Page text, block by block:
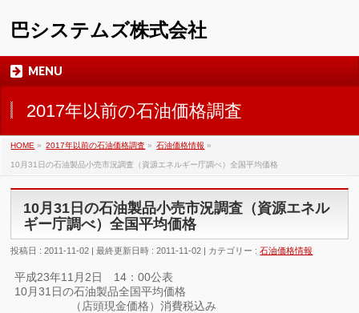
巴システムズ株式会社
MENU
2017年以前の石油価格調査
HOME » 2017年以前の石油価格調査 » 石油価格情報 »
10月31日の石油製品小売市況調査（資源エネルギー庁調べ）全国平均価格
10月31日の石油製品小売市況調査（資源エネル
ギー庁調べ）全国平均価格
投稿日 : 2011-11-02 最終更新日時 : 2011-11-02 カテゴリー :石油価格情報
平成23年11月2日 14：00公表
10月31日の石油製品全国平均価格
（店頭現金価格）消費税込み